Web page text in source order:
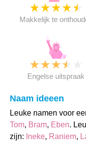
★★★★★
Makkelijk te
★★★★
Engelse uitspraak
Naam ideeen
Leuke namen voor
Tom, Bram, Eben.
zijn: Ineke, Raniem,